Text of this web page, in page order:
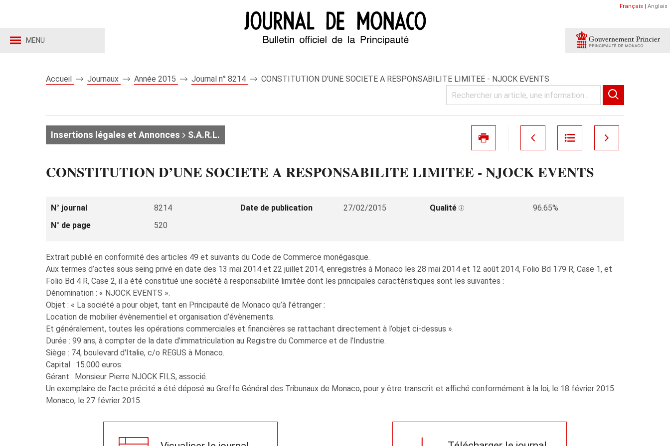
MENU
Français | Anglais
Accueil Journaux Année 2015 Journal n° 8214 CONSTITUTION D’UNE SOCIETE A RESPONSABILITE LIMITEE - NJOCK EVENTS
Insertions légales et Annonces S.A.R.L.
CONSTITUTION D’UNE SOCIETE A RESPONSABILITE LIMITEE - NJOCK EVENTS
N° journal 8214 Date de publication 27/02/2015 Qualité
96.65%
N° de page
520
Extrait publié en conformité des articles 49 et suivants du Code de Commerce monégasque.
Aux termes d’actes sous seing privé en date des 13 mai 2014 et 22 juillet 2014, enregistrés à Monaco les 28 mai 2014 et 12 août 2014, Folio Bd 179 R, Case 1, et
Folio Bd 4 R, Case 2, il a été constitué une société à responsabilité limitée dont les principales caractéristiques sont les suivantes :
Dénomination : « NJOCK EVENTS ».
Objet : « La société a pour objet, tant en Principauté de Monaco qu’à l’étranger :
Location de mobilier évènementiel et organisation d’évènements.
Et généralement, toutes les opérations commerciales et financières se rattachant directement à l’objet ci-dessus ».
Durée : 99 ans, à compter de la date d’immatriculation au Registre du Commerce et de l’Industrie.
Siège : 74, boulevard d'Italie, c/o REGUS à Monaco.
Capital : 15.000 euros.
Gérant : Monsieur Pierre NJOCK FILS, associé.
Un exemplaire de l’acte précité a été déposé au Greffe Général des Tribunaux de Monaco, pour y être transcrit et affiché conformément à la loi, le 18 février 2015.
Monaco, le 27 février 2015.